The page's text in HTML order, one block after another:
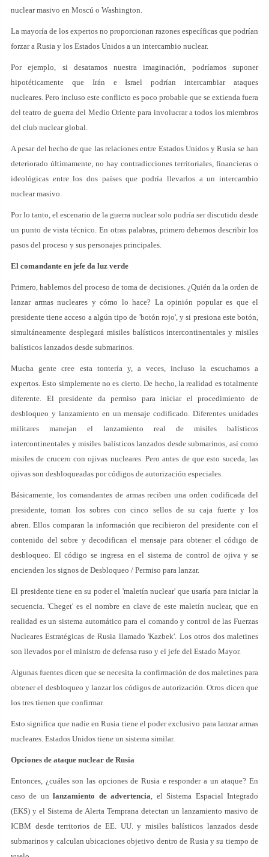
nuclear masivo en Moscú o Washington.
La mayoría de los expertos no proporcionan razones específicas que podrían
forzar a Rusia y los Estados Unidos a un intercambio nuclear.
Por ejemplo, si desatamos nuestra imaginación, podríamos suponer
hipotéticamente que Irán e Israel podrían intercambiar ataques
nucleares. Pero incluso este conflicto es poco probable que se extienda fuera
del teatro de guerra del Medio Oriente para involucrar a todos los miembros
del club nuclear global.
A pesar del hecho de que las relaciones entre Estados Unidos y Rusia se han
deteriorado últimamente, no hay contradicciones territoriales, financieras o
ideológicas entre los dos países que podría llevarlos a un intercambio
nuclear masivo.
Por lo tanto, el escenario de la guerra nuclear solo podría ser discutido desde
un punto de vista técnico. En otras palabras, primero debemos describir los
pasos del proceso y sus personajes principales.
El comandante en jefe da luz verde
Primero, hablemos del proceso de toma de decisiones. ¿Quién da la orden de
lanzar armas nucleares y cómo lo hace? La opinión popular es que el
presidente tiene acceso a algún tipo de 'botón rojo', y si presiona este botón,
simultáneamente desplegará misiles balísticos intercontinentales y misiles
balísticos lanzados desde submarinos.
Mucha gente cree esta tontería y, a veces, incluso la escuchamos a
expertos. Esto simplemente no es cierto. De hecho, la realidad es totalmente
diferente. El presidente da permiso para iniciar el procedimiento de
desbloqueo y lanzamiento en un mensaje codificado. Diferentes unidades
militares manejan el lanzamiento real de misiles balísticos
intercontinentales y misiles balísticos lanzados desde submarinos, así como
misiles de crucero con ojivas nucleares. Pero antes de que esto suceda, las
ojivas son desbloqueadas por códigos de autorización especiales.
Básicamente, los comandantes de armas reciben una orden codificada del
presidente, toman los sobres con cinco sellos de su caja fuerte y los
abren. Ellos comparan la información que recibieron del presidente con el
contenido del sobre y decodifican el mensaje para obtener el código de
desbloqueo. El código se ingresa en el sistema de control de ojiva y se
encienden los signos de Desbloqueo / Permiso para lanzar.
El presidente tiene en su poder el 'maletín nuclear' que usaría para iniciar la
secuencia. 'Cheget' es el nombre en clave de este maletín nuclear, que en
realidad es un sistema automático para el comando y control de las Fuerzas
Nucleares Estratégicas de Rusia llamado 'Kazbek'. Los otros dos maletines
son llevados por el ministro de defensa ruso y el jefe del Estado Mayor.
Algunas fuentes dicen que se necesita la confirmación de dos maletines para
obtener el desbloqueo y lanzar los códigos de autorización. Otros dicen que
los tres tienen que confirmar.
Esto significa que nadie en Rusia tiene el poder exclusivo para lanzar armas
nucleares. Estados Unidos tiene un sistema similar.
Opciones de ataque nuclear de Rusia
Entonces, ¿cuáles son las opciones de Rusia e responder a un ataque? En
caso de unlanzamiento de advertencia, el Sistema Espacial Integrado
(EKS) y el Sistema de Alerta Temprana detectan un lanzamiento masivo de
ICBM desde territorios de EE. UU. y misiles balísticos lanzados desde
submarinos y calculan ubicaciones objetivo dentro de Rusia y su tiempo de